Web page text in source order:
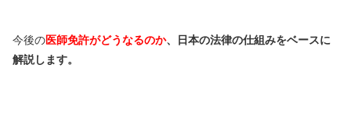
今後の医師免許がどうなるのか、日本の法律の仕組みをベースに
解説します。